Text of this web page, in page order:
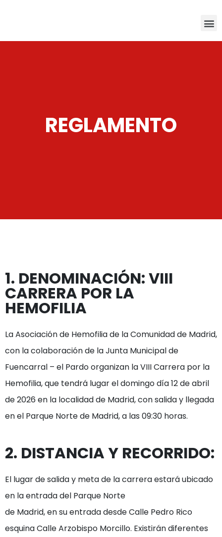
REGLAMENTO
1. DENOMINACIÓN: VIII
CARRERA POR LA
HEMOFILIA
La Asociación de Hemofilia de la Comunidad de Madrid,
con la colaboración de la Junta Municipal de
Fuencarral – el Pardo organizan la VIII Carrera por la
Hemofilia, que tendrá lugar el domingo día 12 de abril
de 2026 en la localidad de Madrid, con salida y llegada
en el Parque Norte de Madrid, a las 09:30 horas.
2. DISTANCIA Y RECORRIDO:
El lugar de salida y meta de la carrera estará ubicado
en la entrada del Parque Norte
de Madrid, en su entrada desde Calle Pedro Rico
esquina Calle Arzobispo Morcillo. Existirán diferentes